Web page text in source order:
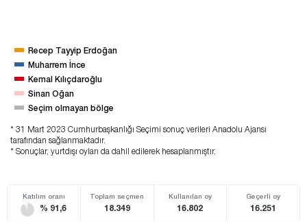
Recep Tayyip Erdoğan
Muharrem İnce
Kemal Kılıçdaroğlu
Sinan Oğan
Seçim olmayan bölge
* 31 Mart 2023 Cumhurbaşkanlığı Seçimi sonuç verileri Anadolu Ajansı
tarafından sağlanmaktadır.
* Sonuçlar, yurtdışı oyları da dahil edilerek hesaplanmıştır.
Katılım oranı
% 91,6
Toplam seçmen
18.349
Kullanılan oy
16.802
Geçerli oy
16.251